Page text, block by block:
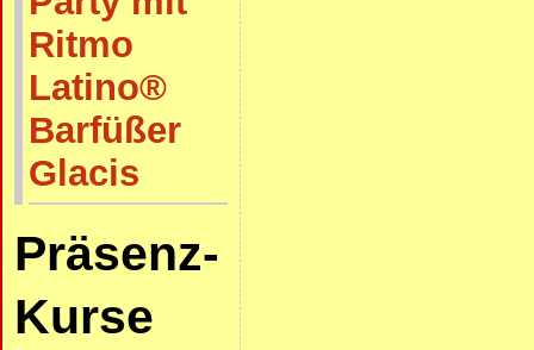
Ritmo
Latino®
Barfüßer
Glacis
Präsenz-
Kurse